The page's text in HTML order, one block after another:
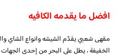
افضل ما يقدمه الكافيه
مقهى شعبي يقدّم الشيشه وانواع الشاي
الخفيفة ، يطل على البحر من إحدى الجهات